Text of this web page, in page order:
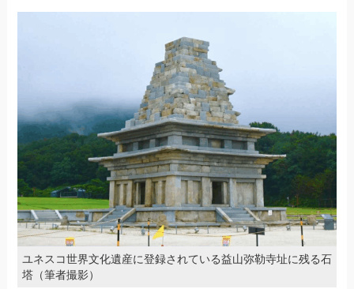
ユネスコ世界文化遺産に登録されている益山弥勒寺址に残る石
塔（筆者撮影）